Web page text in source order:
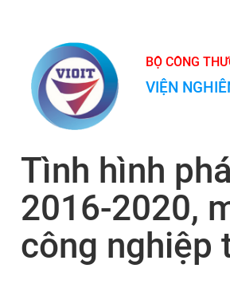
BỘ CÔNG
VIỆN
Tình hình
2016-2020,
công nghiệp